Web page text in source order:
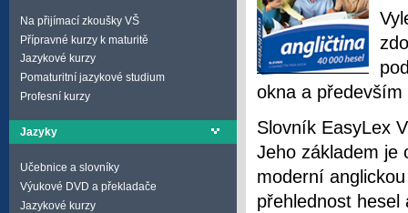
Na přijímací zkoušky VŠ
Přípravné kurzy k maturitě
Jazykové kurzy
Pomaturitní jazykové studium
Profesní kurzy
Jazyky
Učebnice a slovníky
Výukové DVD a překladače
Jazykové kurzy
okna a
Slovník EasyLex
Jeho základem je
moderní
přehlednost